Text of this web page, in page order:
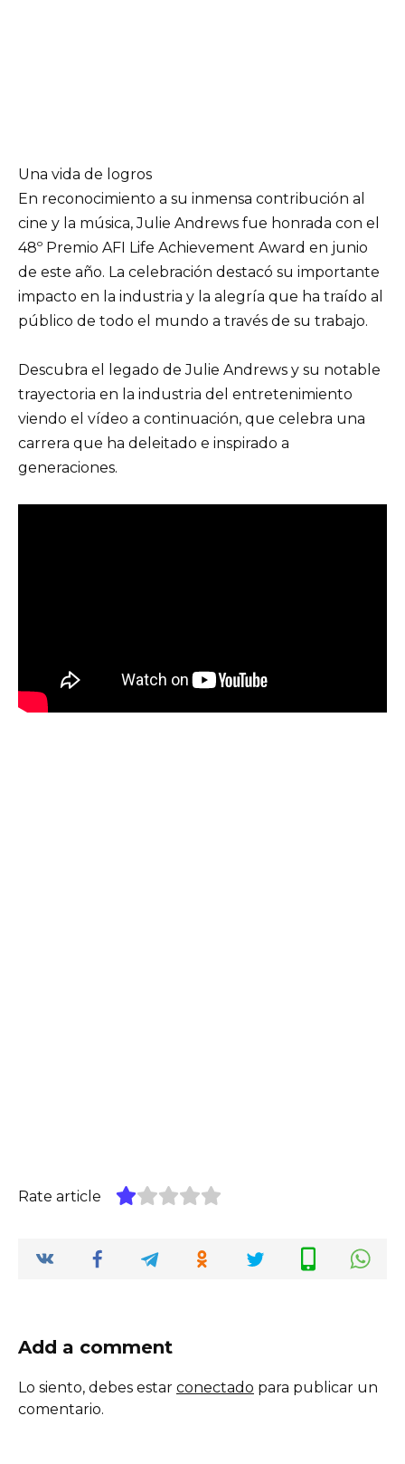
Una vida de logros
En reconocimiento a su inmensa contribución al
cine y la música, Julie Andrews fue honrada con el
48º Premio AFI Life Achievement Award en junio
de este año. La celebración destacó su importante
impacto en la industria y la alegría que ha traído al
público de todo el mundo a través de su trabajo.
Descubra el legado de Julie Andrews y su notable
trayectoria en la industria del entretenimiento
viendo el vídeo a continuación, que celebra una
carrera que ha deleitado e inspirado a
generaciones.
Rate article
Add a comment
Lo siento, debes estar conectado para publicar un
comentario.